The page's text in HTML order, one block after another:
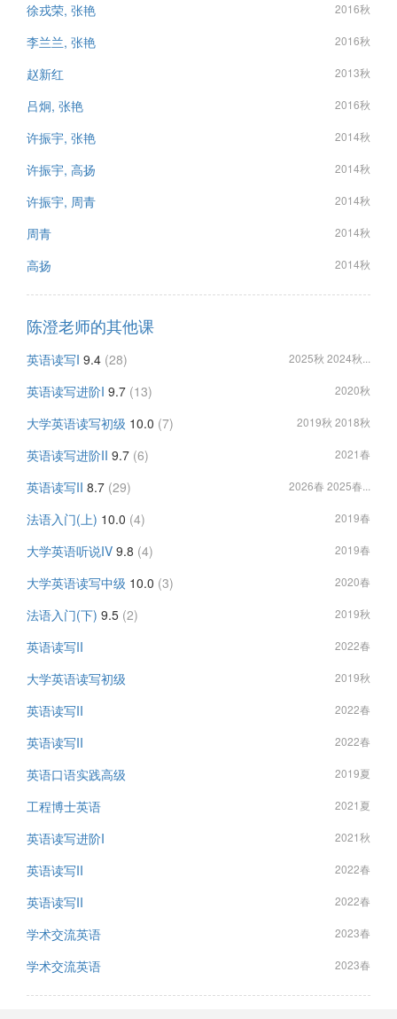
徐戎荣, 张艳 2016秋
李兰兰, 张艳 2016秋
赵新红 2013秋
吕炯, 张艳 2016秋
许振宇, 张艳 2014秋
许振宇, 高扬 2014秋
许振宇, 周青 2014秋
周青 2014秋
高扬 2014秋
陈澄老师的其他课
英语读写I 9.4 (28) 2025秋 2024秋...
英语读写进阶I 9.7 (13) 2020秋
大学英语读写初级 10.0 (7) 2019秋 2018秋
英语读写进阶II 9.7 (6) 2021春
英语读写II 8.7 (29) 2026春 2025春...
法语入门(上) 10.0 (4) 2019春
大学英语听说IV 9.8 (4) 2019春
大学英语读写中级 10.0 (3) 2020春
法语入门(下) 9.5 (2) 2019秋
英语读写II 2022春
大学英语读写初级 2019秋
英语读写II 2022春
英语读写II 2022春
英语口语实践高级 2019夏
工程博士英语 2021夏
英语读写进阶I 2021秋
英语读写II 2022春
英语读写II 2022春
学术交流英语 2023春
学术交流英语 2023春